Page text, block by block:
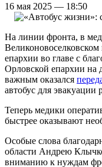
16 мая 2025 — 18:50
На линии фронта, в
епархии во главе с
Орловской епархии на
важным оказался
автобус для эвакуации
Теперь медики
быстрее оказывают
Особые слова
области Андрею
вниманию к нуждам